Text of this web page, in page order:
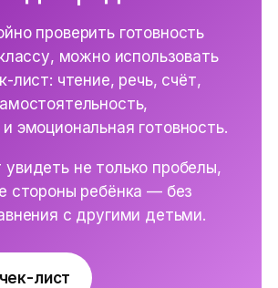
проверить готовность
можно использовать
лист: чтение, речь, счёт,
эмоциональная готовность.
не только пробелы,
стороны ребёнка — без
с другими детьми.
лист